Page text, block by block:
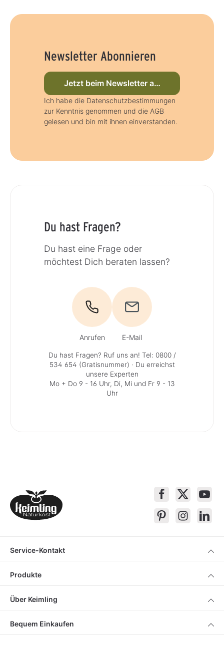
Newsletter Abonnieren
Jetzt beim Newsletter anmelden
Ich habe die Datenschutzbestimmungen
zur Kenntnis genommen und die AGB
gelesen und bin mit ihnen einverstanden.
Du hast Fragen?
Du hast eine Frage oder
möchtest Dich beraten lassen?
Anrufen E-Mail
Du hast Fragen? Ruf uns an! Tel: 0800 /
534 654 (Gratisnummer) · Du erreichst
unsere Experten
Mo + Do 9 - 16 Uhr, Di, Mi und Fr 9 - 13
Uhr
Service-Kontakt
Produkte
Über Keimling
Bequem Einkaufen